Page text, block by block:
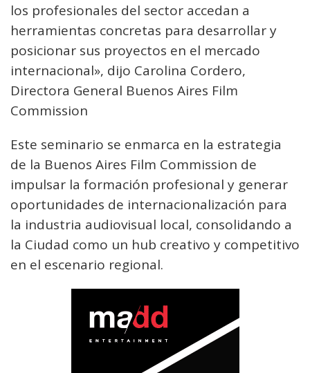
los profesionales del sector accedan a
herramientas concretas para desarrollar y
posicionar sus proyectos en el mercado
internacional», dijo Carolina Cordero,
Directora General Buenos Aires Film
Commission
Este seminario se enmarca en la estrategia
de la Buenos Aires Film Commission de
impulsar la formación profesional y generar
oportunidades de internacionalización para
la industria audiovisual local, consolidando a
la Ciudad como un hub creativo y competitivo
en el escenario regional.